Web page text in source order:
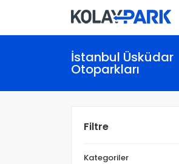
İstanbul Üsküdar
Otoparkları
Filtre
Kategoriler